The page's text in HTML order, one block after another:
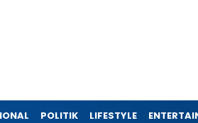
POLITIK LIFESTYLE